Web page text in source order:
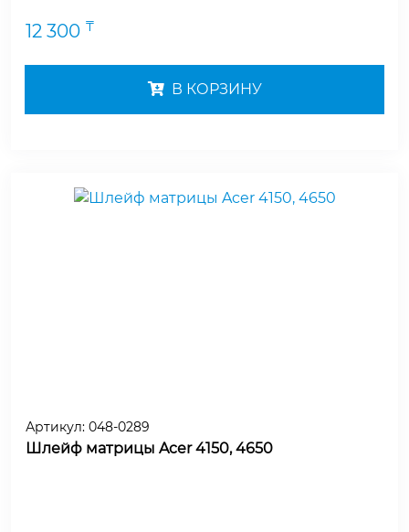
12 300 ₸
В КОРЗИНУ
Артикул: 048-0289
Шлейф матрицы Acer 4150, 4650